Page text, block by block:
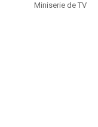
Miniserie de TV